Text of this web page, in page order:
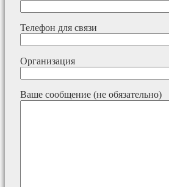
Телефон для связи
Организация
Ваше сообщение (не обязательно)